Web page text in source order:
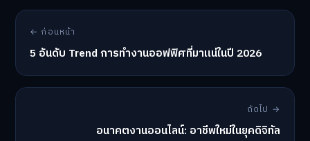
← ก่อนหน้า
5 อันดับ Trend การทำงานออฟฟิศที่มาแน่ในปี 2026
ถัดไป →
อนาคตงานออนไลน์: อาชีพใหม่ในยุคดิจิทัล